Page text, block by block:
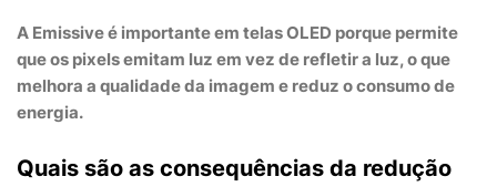
A Emissiveé importante em telas OLED porque permite
que os pixels emitam luz em vez de refletir a luz, o que
melhora a qualidade da imagem e reduz o consumo de
energia.
Quais são as consequências da redução